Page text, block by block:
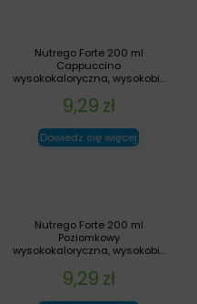
Nutrego Forte 200 ml
Cappuccino
wysokokaloryczna, wysokobi...
9,29 zł
Dowiedz się więcej
Nutrego Forte 200 ml
Poziomkowy
wysokokaloryczna, wysokobi...
9,29 zł